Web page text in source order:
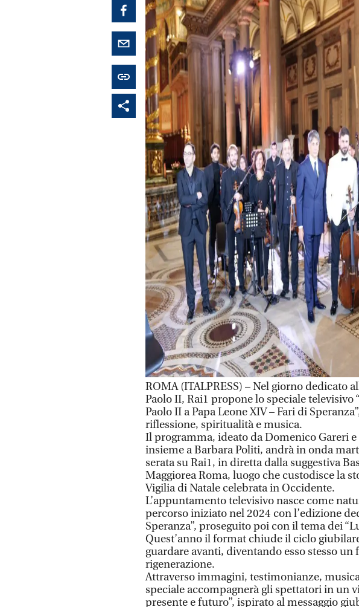
ROMA (ITALPRESS) – Nel giorno dedicato
Paolo II, Rai1 propone lo speciale televisivo
Paolo II a Papa Leone XIV – Fari di
riflessione, spiritualità e musica.
Il programma, ideato da Domenico Gareri
insieme a Barbara Politi, andrà in onda
serata su Rai1, in diretta dalla suggestiva
Maggiorea Roma, luogo che custodisce la
Vigilia di Natale celebrata in Occidente.
L’appuntamento televisivo nasce come
percorso iniziato nel 2024 con l’edizione
Speranza”, proseguito poi con il tema dei
Quest’anno il format chiude il ciclo
guardare avanti, diventando esso stesso un
rigenerazione.
Attraverso immagini, testimonianze,
speciale accompagnerà gli spettatori in un
presente e futuro”, ispirato al messaggio